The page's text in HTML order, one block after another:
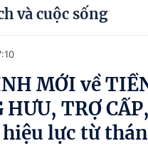
sách
góp ý
và cuộc sống
MỚI về
HƯU, TRỢ
hiệu lực từ